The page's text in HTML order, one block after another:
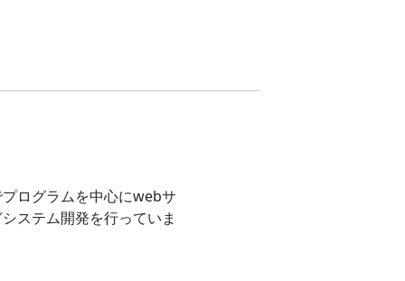
ログラムを中心にwebサ
ステム開発を行っていま